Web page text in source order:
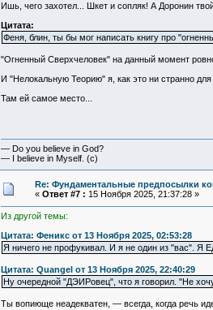
Ишь, чего захотел... Шкет и сопляк! А Доронин
Цитата:
Феня, блин, ты бы мог написать книгу про
"Огненный Сверхчеловек" на данный момент
И "Нелокальную Теорию" я, как это ни странно
Там ей самое место...
— Do you believe in God?
— I believe in Myself. (c)
Re: Фундаментальные предпосылки
« Ответ #7 : 15 Ноября 2025, 21:37:28 »
Из другой темы:
Цитата: Феникс от 13 Ноября 2025, 02:53:28
Я ничего не профукивал. И я не один из "вас". Я
Цитата: Quangel от 13 Ноября 2025, 22:40:29
Ну очередной "ДЭИРовец", что я говорил. "Не
Ты вопиюще неадекватен, — всегда, когда речь